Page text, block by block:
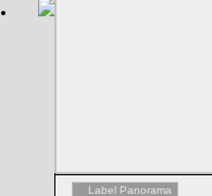
Label Panorama